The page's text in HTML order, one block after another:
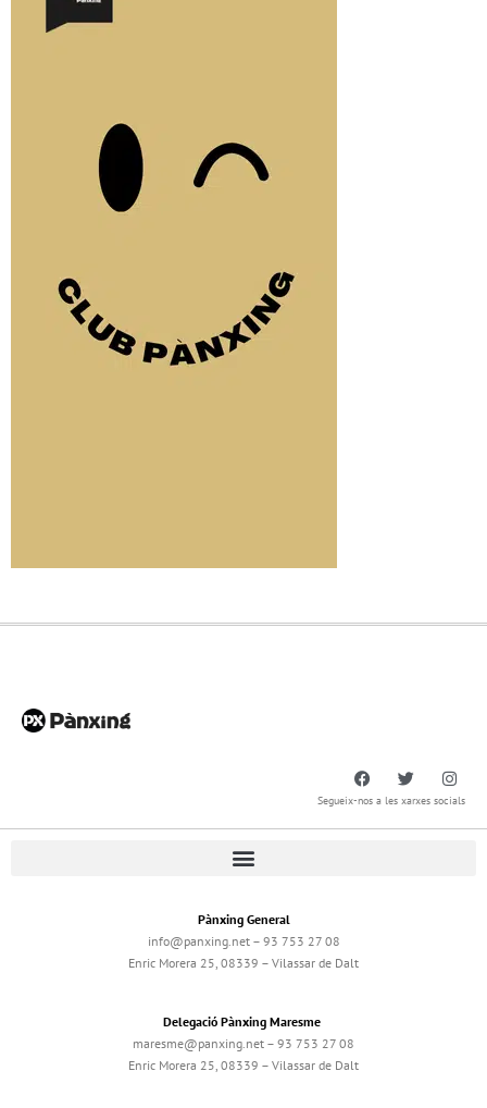
Segueix-nos a les xarxes socials
Pànxing General
info@panxing.net – 93 753 27 08
Enric Morera 25, 08339 – Vilassar de Dalt
Delegació Pànxing Maresme
maresme@panxing.net – 93 753 27 08
Enric Morera 25, 08339 – Vilassar de Dalt